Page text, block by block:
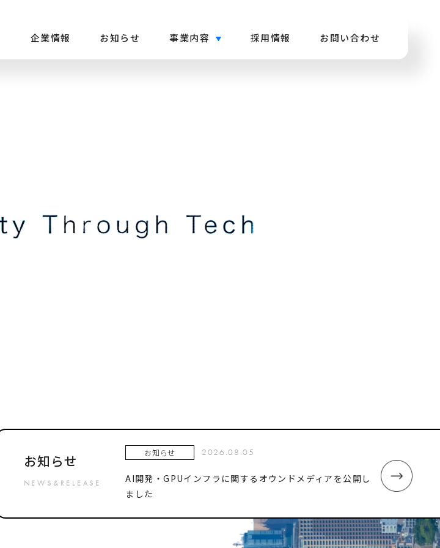
企業情報 お知らせ 事業内容 採用情報 お問い合わせ
お知らせ
NEWS&RELEASE
お知らせ 2026.08.05
AI開発・GPUインフラに関するオウンドメディアを公開し
ました